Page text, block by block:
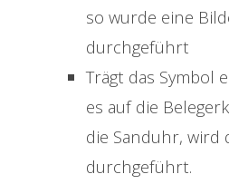
so wurde eine
durchgeführt
Trägt das Symbol
es auf die
die Sanduhr, wird
durchgeführt.